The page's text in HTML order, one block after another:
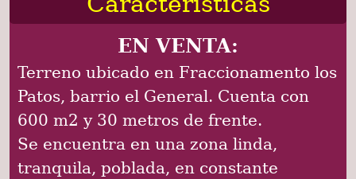
EN VENTA:
Terreno ubicado en Fraccionamento los
Patos, barrio el General. Cuenta con
600 m2 y 30 metros de frente.
Se encuentra en una zona linda,
tranquila, poblada, en constante